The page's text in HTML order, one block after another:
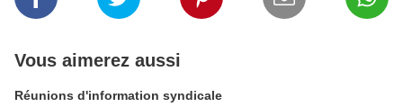
Vous aimerez aussi
Réunions d'information syndicale